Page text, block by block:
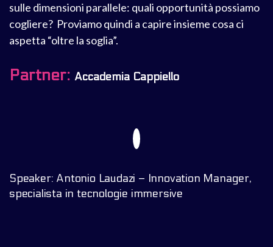
sulle dimensioni parallele: quali opportunità possiamo
cogliere? Proviamo quindi a capire insieme cosa ci
aspetta “oltre la soglia”.
Partner: Accademia Cappiello
Speaker: Antonio Laudazi – Innovation Manager,
specialista in tecnologie immersive